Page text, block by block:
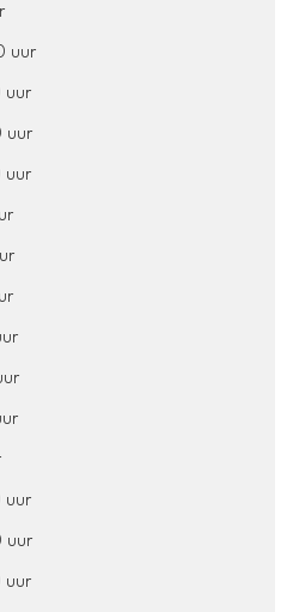
uur
uur
uur
uur
uur
uur
uur